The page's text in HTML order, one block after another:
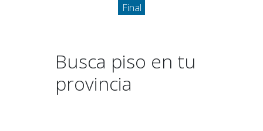
Final
Busca piso en tu
provincia